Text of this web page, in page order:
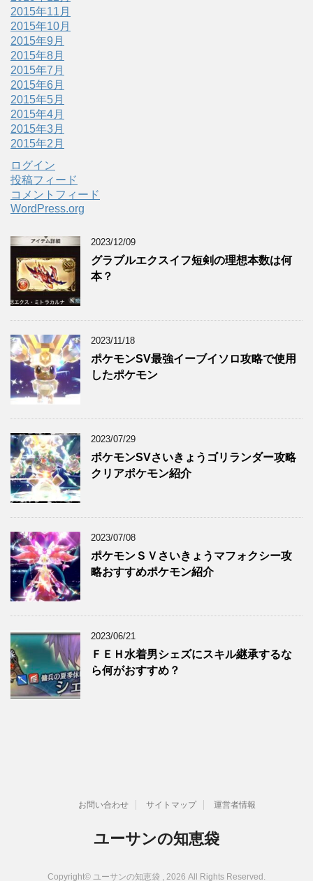
2015年11月
2015年10月
2015年9月
2015年8月
2015年7月
2015年6月
2015年5月
2015年4月
2015年3月
2015年2月
ログイン
投稿フィード
コメントフィード
WordPress.org
2023/12/09
グラブルエクスイフ短剣の理想本数は何
本？
2023/11/18
ポケモンSV最強イーブイソロ攻略で使用
したポケモン
2023/07/29
ポケモンSVさいきょうゴリランダー攻略
クリアポケモン紹介
2023/07/08
ポケモンＳＶさいきょうマフォクシー攻
略おすすめポケモン紹介
2023/06/21
ＦＥＨ水着男シェズにスキル継承するな
ら何がおすすめ？
お問い合わせ サイトマップ 運営者情報
ユーサンの知恵袋
Copyright© ユーサンの知恵袋 , 2026 All Rights Reserved.